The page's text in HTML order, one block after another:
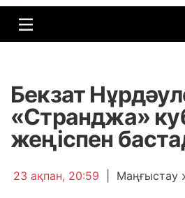
Бекзат
«Странджа»
жеңіспен
23 ақпан, 20:59 Маңғыстау